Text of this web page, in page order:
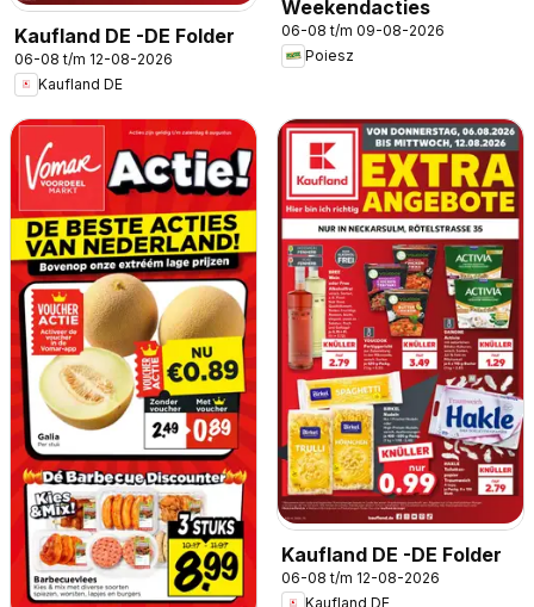
Kaufland DE -DE Folder
06-08 t/m 12-08-2026
Kaufland DE
Weekendacties
06-08 t/m 09-08-2026
Poiesz
Kaufland DE -DE Folder
06-08 t/m 12-08-2026
Kaufland DE